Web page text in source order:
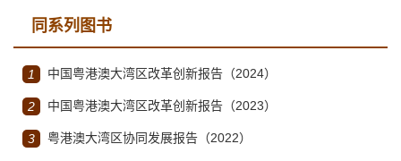
同系列图书
1 中国粤港澳大湾区改革创新报告（2024）
2 中国粤港澳大湾区改革创新报告（2023）
3 粤港澳大湾区协同发展报告（2022）